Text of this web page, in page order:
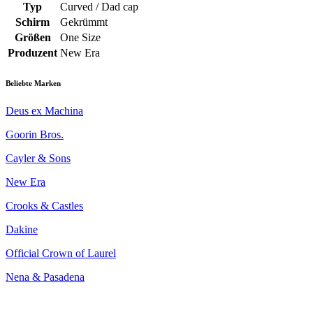
Typ
Curved / Dad cap
Schirm
Gekrümmt
Größen
One Size
Produzent New Era
Beliebte Marken
Deus ex Machina
Goorin Bros.
Cayler & Sons
New Era
Crooks & Castles
Dakine
Official Crown of Laurel
Nena & Pasadena